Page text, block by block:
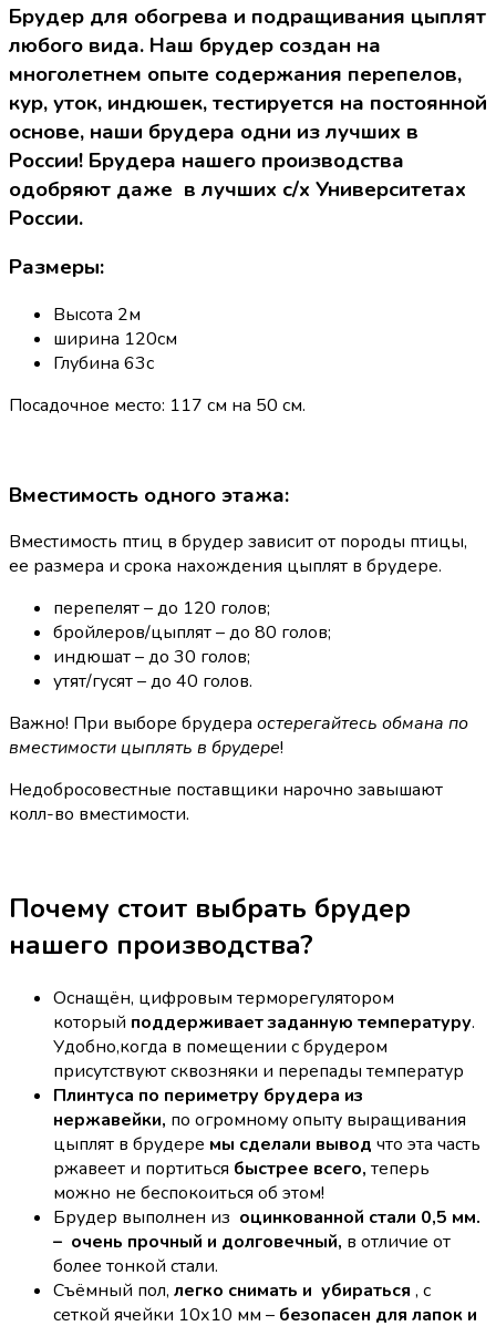
Брудер для обогрева и подращивания цыплят
любого вида. Наш брудер создан на
многолетнем опыте содержания перепелов,
кур, уток, индюшек, тестируется на постоянной
основе, наши брудера одни из лучших в
России! Брудера нашего производства
одобряют даже в лучших с/х Университетах
России.
Размеры:
Высота 2м
ширина 120см
Глубина 63с
Посадочное место: 117 см на 50 см.
Вместимость одного этажа:
Вместимость птиц в брудер зависит от породы птицы,
ее размера и срока нахождения цыплят в брудере.
перепелят – до 120 голов;
бройлеров/цыплят – до 80 голов;
индюшат – до 30 голов;
утят/гусят – до 40 голов.
Важно! При выборе брудера остерегайтесь обмана по
вместимости цыплять в брудере!
Недобросовестные поставщики нарочно завышают
колл-во вместимости.
Почему стоит выбрать брудер
нашего производства?
Оснащён, цифровым терморегулятором
который поддерживает заданную температуру.
Удобно,когда в помещении с брудером
присутствуют сквозняки и перепады температур
Плинтуса по периметру брудера из
нержавейки, по огромному опыту выращивания
цыплят в брудере мы сделали вывод что эта часть
ржавеет и портиться быстрее всего, теперь
можно не беспокоиться об этом!
Брудер выполнен из оцинкованной стали 0,5 мм.
– очень прочный и долговечный, в отличие от
более тонкой стали.
Съёмный пол, легко снимать и убираться , с
сеткой ячейки 10х10 мм – безопасен для лапок и